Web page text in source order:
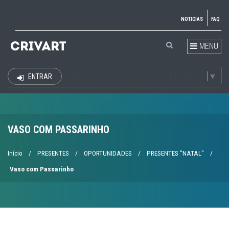
NOTICIAS FAQ
MENU
▼
ENTRAR
VASO COM PASSARINHO
Início / PRESENTES / OPORTUNIDADES / PRESENTES "NATAL" /
Vaso com Passarinho